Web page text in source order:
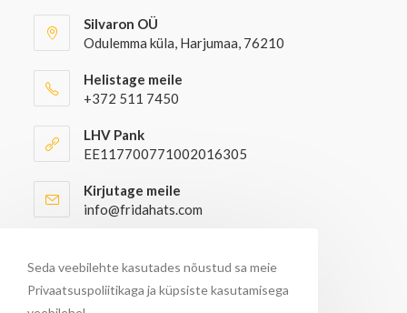
Silvaron OÜ
Odulemma küla, Harjumaa, 76210
Helistage meile
+372 511 7450
LHV Pank
EE117700771002016305
Kirjutage meile
info@fridahats.com
info@fridahats.com
Seda veebilehte kasutades nõustud sa meie
Privaatsuspoliitikaga ja küpsiste kasutamisega